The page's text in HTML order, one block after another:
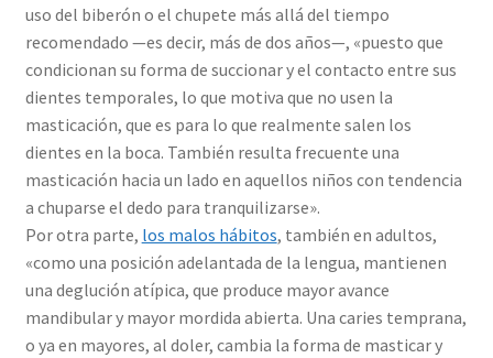
uso del biberón o el chupete más allá del tiempo
recomendado —es decir, más de dos años—, «puesto que
condicionan su forma de succionar y el contacto entre sus
dientes temporales, lo que motiva que no usen la
masticación, que es para lo que realmente salen los
dientes en la boca. También resulta frecuente una
masticación hacia un lado en aquellos niños con tendencia
a chuparse el dedo para tranquilizarse».
Por otra parte, los malos hábitos, también en adultos,
«como una posición adelantada de la lengua, mantienen
una deglución atípica, que produce mayor avance
mandibular y mayor mordida abierta. Una caries temprana,
o ya en mayores, al doler, cambia la forma de masticar y